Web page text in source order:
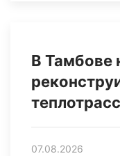
В Тамбове
07.08.2026